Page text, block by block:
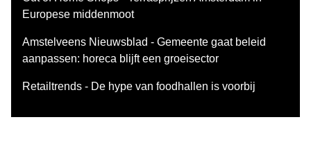
Europese middenmoot
Amstelveens Nieuwsblad - Gemeente gaat beleid
aanpassen: horeca blijft een groeisector
Retailtrends - De hype van foodhallen is voorbij